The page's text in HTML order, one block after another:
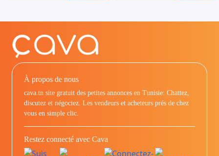
À propos de nous
cava.tn site gratuit des petites annonces en Tunisie: Chattez,
discutez et négociez. Les vendeurs et acheteurs prés de chez
vous en simple clic.
Restez connecté avec Cava